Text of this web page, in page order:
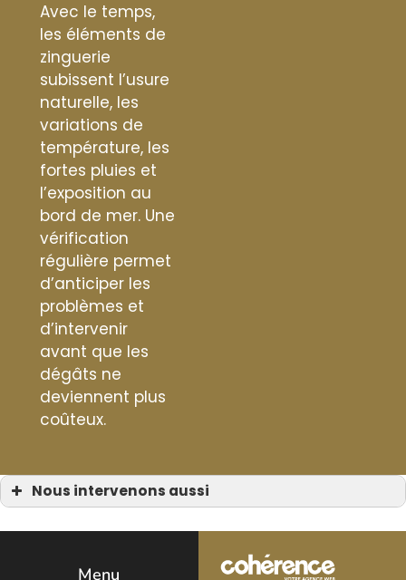
Avec le temps,
les éléments de
zinguerie
subissent l’usure
naturelle, les
variations de
température, les
fortes pluies et
l’exposition au
bord de mer. Une
vérification
régulière permet
d’anticiper les
problèmes et
d’intervenir
avant que les
dégâts ne
deviennent plus
coûteux.
Nous intervenons aussi
Zinguerie à Cogolin
Menu